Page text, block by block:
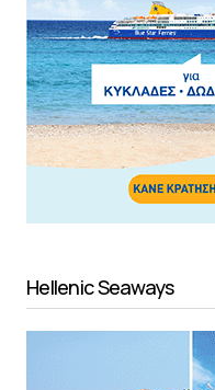
Hellenic Seaways